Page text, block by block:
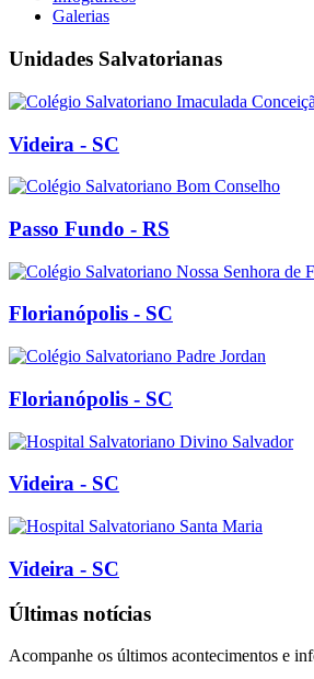
Galerias
Unidades Salvatorianas
Videira - SC
Passo Fundo - RS
Florianópolis - SC
Florianópolis - SC
Videira - SC
Videira - SC
Últimas notícias
Acompanhe os últimos acontecimentos e